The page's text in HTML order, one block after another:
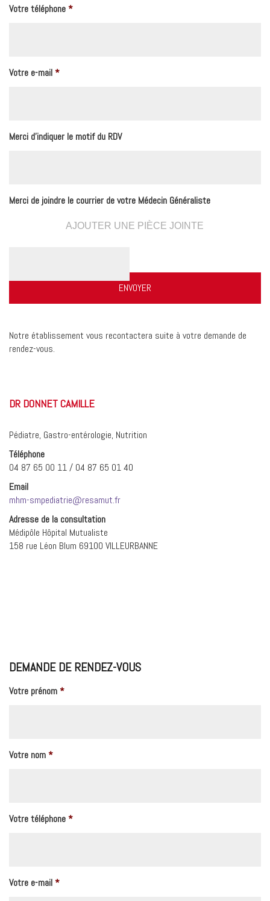
Votre téléphone*
Votre e-mail*
Merci d'indiquer le motif du RDV
Merci de joindre le courrier de votre Médecin Généraliste
AJOUTER UNE PIÈCE JOINTE
Notre établissement vous recontactera suite à votre demande de
rendez-vous.
DR DONNET CAMILLE
Pédiatre, Gastro-entérologie, Nutrition
Téléphone
04 87 65 00 11 / 04 87 65 01 40
Email
mhm-smpediatrie@resamut.fr
Adresse de la consultation
Médipôle Hôpital Mutualiste
158 rue Léon Blum 69100 VILLEURBANNE
DEMANDE DE RENDEZ-VOUS
Votre prénom*
Votre nom*
Votre téléphone*
Votre e-mail*